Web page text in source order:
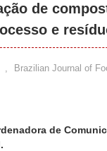
de
e
, Brazilian Journal of
de